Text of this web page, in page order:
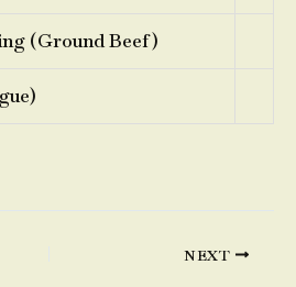
(Ground Beef)
NEXT